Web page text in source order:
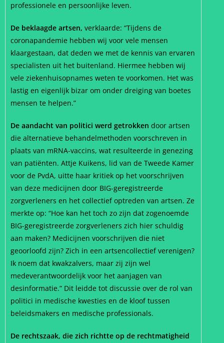
professionele en persoonlijke leven.
De beklaagde artsen, verklaarde: “Tijdens de
coronapandemie hebben wij voor vele mensen
klaargestaan, dat deden we met de kennis van ervaren
specialisten uit het buitenland. Hiermee hebben wij
vele ziekenhuisopnames weten te voorkomen. Het was
lastig en eigenlijk bizar om onder dreiging van boetes
mensen te helpen.”
De aandacht van politici werd getrokken door artsen
die alternatieve behandelmethoden voorschreven in
plaats van mRNA-vaccins, wat resulteerde in genezing
van patiënten. Attje Kuikens, lid van de Tweede Kamer
voor de PvdA, uitte haar kritiek op het voorschrijven
van deze medicijnen door BIG-geregistreerde
zorgverleners en het collectief optreden van artsen. Ze
merkte op: “Hoe kan het toch zo zijn dat zogenoemde
BIG-geregistreerde zorgverleners zich hier schuldig
aan maken? Medicijnen voorschrijven die niet
geoorloofd zijn? Zich in een artsencollectief verenigen?
Ik noem dat kwakzalvers, maar zij zijn wel
medeverantwoordelijk voor het aanjagen van
desinformatie.” Dit leidde tot discussie over de rol van
politici in medische kwesties en de kloof tussen
beleidsmakers en medische professionals.
De rechtszaak, die zich richtte op de rechtmatigheid